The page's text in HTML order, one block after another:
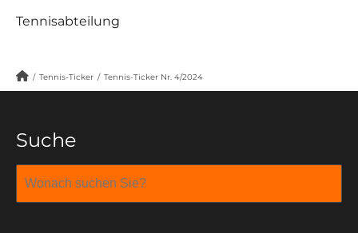
Tennisabteilung
/ Tennis-Ticker / Tennis-Ticker Nr. 4/2024
Suche